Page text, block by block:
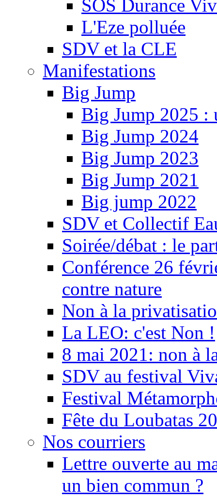
SOS Durance
L'Eze polluée
SDV et la CLE
Manifestations
Big Jump
Big Jump 2025 :
Big Jump 2024
Big Jump 2023
Big Jump 2021
Big jump 2022
SDV et Collectif
Soirée/débat : le
Conférence 26
contre nature
Non à la
La LEO: c'est Non !
8 mai 2021: non à
SDV au festival
Festival
Fête du Loubatas
Nos courriers
Lettre ouverte au
un bien commun ?